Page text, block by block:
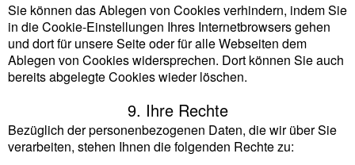
Sie können das Ablegen von Cookies verhindern, indem Sie
in die Cookie-Einstellungen Ihres Internetbrowsers gehen
und dort für unsere Seite oder für alle Webseiten dem
Ablegen von Cookies widersprechen. Dort können Sie auch
bereits abgelegte Cookies wieder löschen.
9. Ihre Rechte
Bezüglich der personenbezogenen Daten, die wir über Sie
verarbeiten, stehen Ihnen die folgenden Rechte zu: